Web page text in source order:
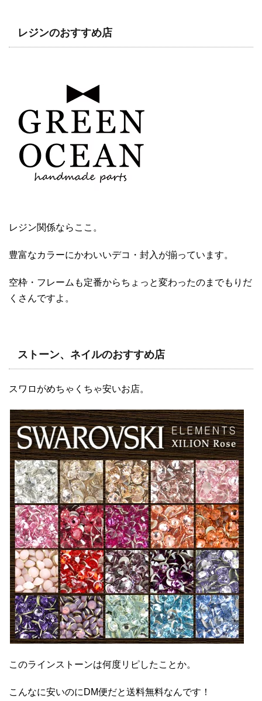
レジンのおすすめ店
レジン関係ならここ。
豊富なカラーにかわいいデコ・封入が揃っています。
空枠・フレームも定番からちょっと変わったのまでもりだ
くさんですよ。
ストーン、ネイルのおすすめ店
スワロがめちゃくちゃ安いお店。
このラインストーンは何度リピしたことか。
こんなに安いのにDM便だと送料無料なんです！